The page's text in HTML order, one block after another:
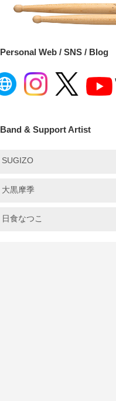
Personal Web / SNS / Blog
Band & Support Artist
SUGIZO
大黒摩季
日食なつこ